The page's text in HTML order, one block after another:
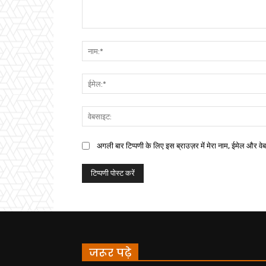
अगली बार टिप्पणी के लिए इस ब्राउज़र में मेरा नाम, ईमेल और
जरूर पढ़े